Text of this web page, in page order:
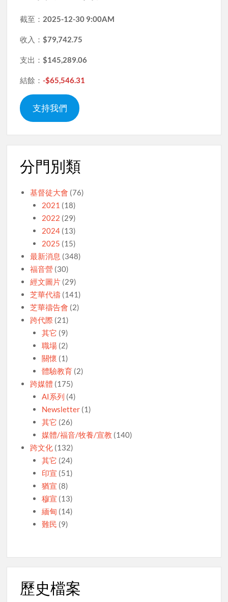
截至： 2025-12-30 9:00AM
收入：$79,742.75
支出：$145,289.06
結餘：-$65,546.31
支持我們
分門別類
基督徒大會 (76)
2021 (18)
2022 (29)
2024(13)
2025 (15)
最新消息 (348)
福音營 (30)
經文圖片 (29)
芝華代禱 (141)
芝華禱告會 (2)
跨代際 (21)
其它 (9)
職場(2)
關懷 (1)
體驗教育(2)
跨媒體 (175)
AI系列 (4)
Newsletter(1)
其它 (26)
媒體/福音/牧養/宣教 (140)
跨文化 (132)
其它 (24)
印宣 (51)
猶宣 (8)
穆宣 (13)
緬甸 (14)
難民 (9)
歷史檔案